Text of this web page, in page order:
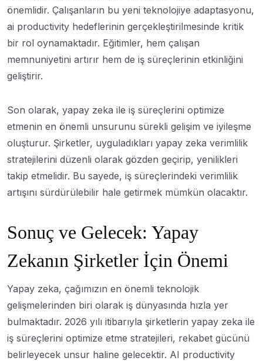
önemlidir. Çalışanların bu yeni teknolojiye adaptasyonu,
ai productivity hedeflerinin gerçekleştirilmesinde kritik
bir rol oynamaktadır. Eğitimler, hem çalışan
memnuniyetini artırır hem de iş süreçlerinin etkinliğini
geliştirir.
Son olarak, yapay zeka ile iş süreçlerini optimize
etmenin en önemli unsurunu sürekli gelişim ve iyileşme
oluşturur. Şirketler, uyguladıkları yapay zeka verimlilik
stratejilerini düzenli olarak gözden geçirip, yenilikleri
takip etmelidir. Bu sayede, iş süreçlerindeki verimlilik
artışını sürdürülebilir hale getirmek mümkün olacaktır.
Sonuç ve Gelecek: Yapay
Zekanın Şirketler İçin Önemi
Yapay zeka, çağımızın en önemli teknolojik
gelişmelerinden biri olarak iş dünyasında hızla yer
bulmaktadır. 2026 yılı itibarıyla şirketlerin yapay zeka ile
iş süreçlerini optimize etme stratejileri, rekabet gücünü
belirleyecek unsur haline gelecektir. AI productivity